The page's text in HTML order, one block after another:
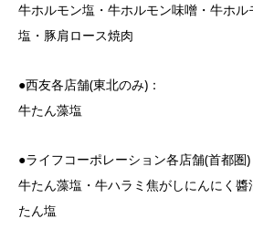
牛ホルモン塩・牛ホルモン味噌・牛ホ
塩・豚肩ロース焼肉
●西友各店舗(東北のみ)：
牛たん藻塩
●ライフコーポレーション各店舗(首都圏)
牛たん藻塩・牛ハラミ焦がしにんにく
たん塩